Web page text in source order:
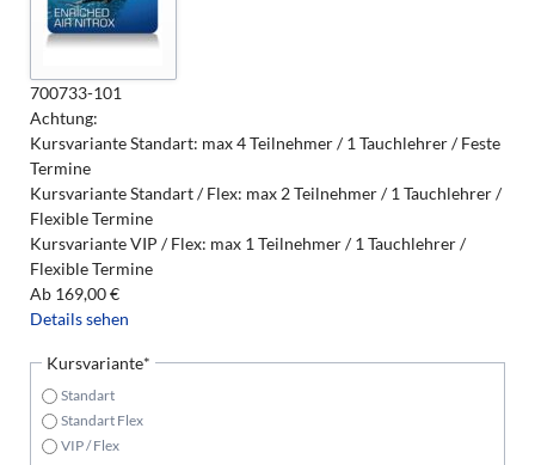
700733-101
Achtung:
Kursvariante Standart: max 4 Teilnehmer / 1 Tauchlehrer / Feste
Termine
Kursvariante Standart / Flex: max 2 Teilnehmer / 1 Tauchlehrer /
Flexible Termine
Kursvariante VIP / Flex: max 1 Teilnehmer / 1 Tauchlehrer /
Flexible Termine
Ab169,00€
Details sehen
Pflichtfeld
Kursvariante*
Standart
Standart Flex
VIP / Flex